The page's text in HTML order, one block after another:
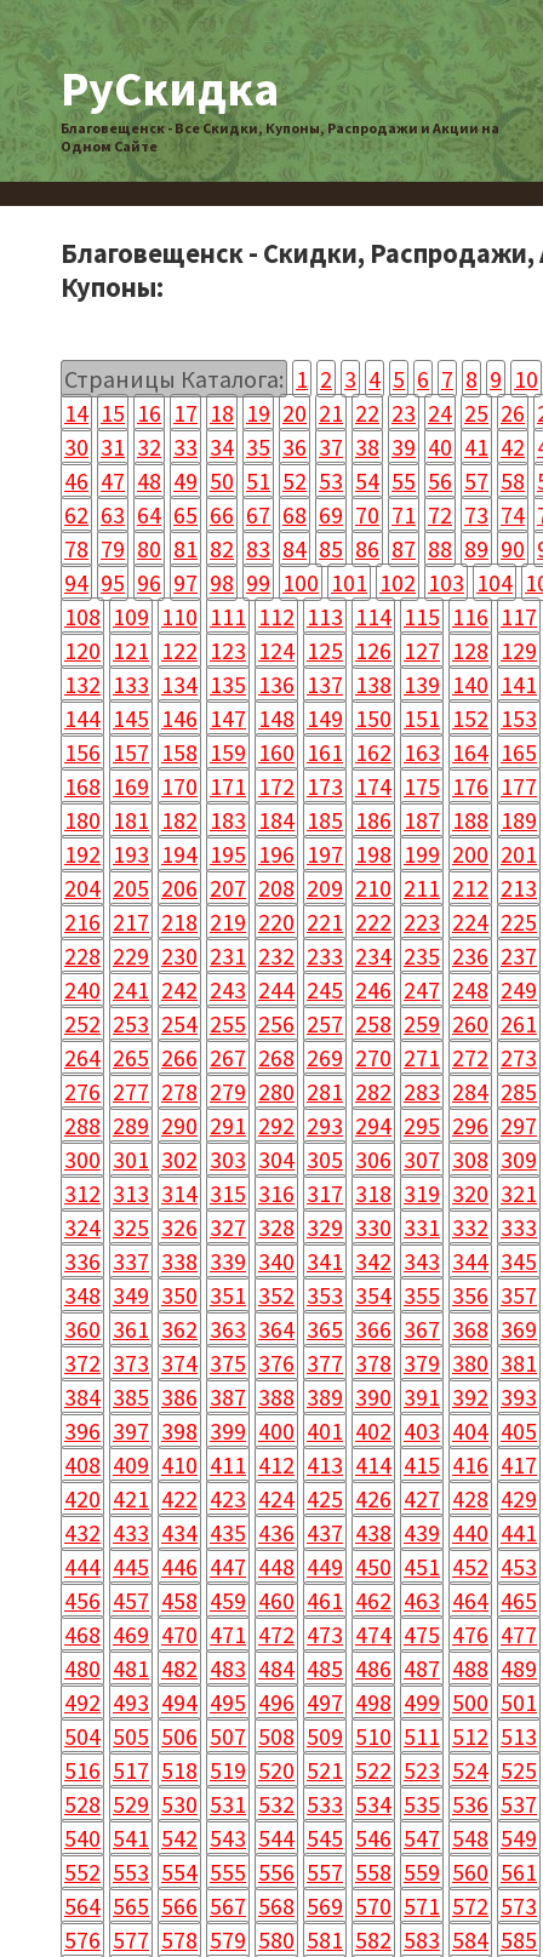
РуСкидка
Благовещенск - Все Скидки, Купоны, Распродажи и Акции на
Одном Сайте
Благовещенск - Скидки, Распродажи,
Купоны:
Страницы Каталога: 1 2 3 4 5 6 7 8 9 10
14 15 16 17 18 19 20 21 22 23 24 25 26
30 31 32 33 34 35 36 37 38 39 40 41 42
46 47 48 49 50 51 52 53 54 55 56 57 58
62 63 64 65 66 67 68 69 70 71 72 73 74
78 79 80 81 82 83 84 85 86 87 88 89 90
94 95 96 97 98 99 100 101 102 103 104
108 109 110 111 112 113 114 115 116 117
120 121 122 123 124 125 126 127 128 129
132 133 134 135 136 137 138 139 140 141
144 145 146 147 148 149 150 151 152 153
156 157 158 159 160 161 162 163 164 165
168 169 170 171 172 173 174 175 176 177
180 181 182 183 184 185 186 187 188 189
192 193 194 195 196 197 198 199 200 201
204 205 206 207 208 209 210 211 212 213
216 217 218 219 220 221 222 223 224 225
228 229 230 231 232 233 234 235 236 237
240 241 242 243 244 245 246 247 248 249
252 253 254 255 256 257 258 259 260 261
264 265 266 267 268 269 270 271 272 273
276 277 278 279 280 281 282 283 284 285
288 289 290 291 292 293 294 295 296 297
300 301 302 303 304 305 306 307 308 309
312 313 314 315 316 317 318 319 320 321
324 325 326 327 328 329 330 331 332 333
336 337 338 339 340 341 342 343 344 345
348 349 350 351 352 353 354 355 356 357
360 361 362 363 364 365 366 367 368 369
372 373 374 375 376 377 378 379 380 381
384 385 386 387 388 389 390 391 392 393
396 397 398 399 400 401 402 403 404 405
408 409 410 411 412 413 414 415 416 417
420 421 422 423 424 425 426 427 428 429
432 433 434 435 436 437 438 439 440 441
444 445 446 447 448 449 450 451 452 453
456 457 458 459 460 461 462 463 464 465
468 469 470 471 472 473 474 475 476 477
480 481 482 483 484 485 486 487 488 489
492 493 494 495 496 497 498 499 500 501
504 505 506 507 508 509 510 511 512 513
516 517 518 519 520 521 522 523 524 525
528 529 530 531 532 533 534 535 536 537
540 541 542 543 544 545 546 547 548 549
552 553 554 555 556 557 558 559 560 561
564 565 566 567 568 569 570 571 572 573
576 577 578 579 580 581 582 583 584 585